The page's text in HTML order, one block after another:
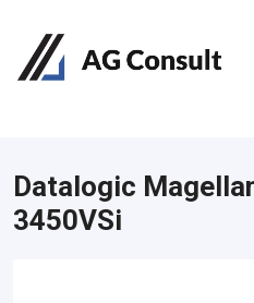
Datalogic
3450VSi